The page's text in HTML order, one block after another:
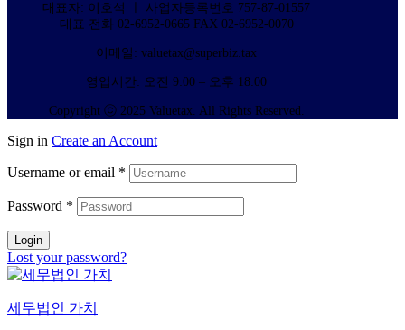
대표자: 이호석 ㅣ 사업자등록번호 757-87-01557
대표 전화 02-6952-0665 FAX 02-6952-0070
이메일: valuetax@superbiz.tax
영업시간: 오전 9:00 – 오후 18:00
Copyright ⓒ 2025 Valuetax. All Rights Reserved.
Sign in Create an Account
Username or email *
Password *
Login
Lost your password?
세무법인 가치